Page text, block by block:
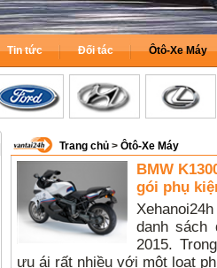
Tin tức Đối tác Ôtô-Xe Máy
Trang chủ > Ôtô-Xe Máy
BMW
gói phụ
danh
2015.
ưu ái rất nhiều với một loạt